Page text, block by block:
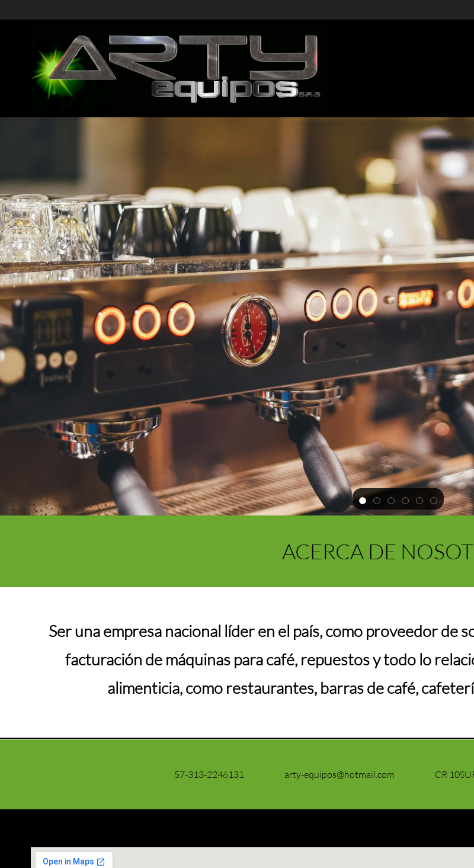
ACERCA DE
Ser una empresa nacional líder en el país, como proveedor de
facturación de máquinas para café, repuestos y todo lo
alimenticia, como restaurantes, barras de café,
57-313-2246131 arty-equipos@hotmail.com CR